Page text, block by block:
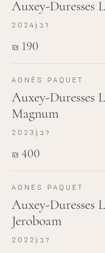
Auxey-Duresses
₪ 190
2024 לבן
AGNÈS PAQUET
Auxey-Duresses
Magnum
₪ 400
2023 לבן
AGNÈS PAQUET
Auxey-Duresses
Jeroboam
2022 לבן